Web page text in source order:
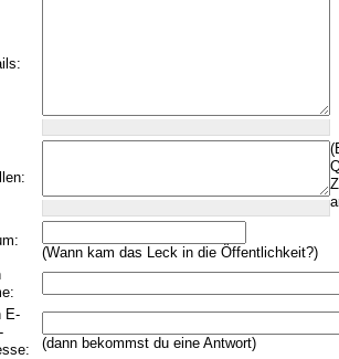
(Wann kam das Leck in die Öffentlichkeit?)
E-
(dann bekommst du eine Antwort)